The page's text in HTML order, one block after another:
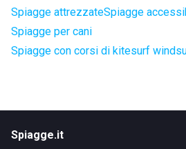
Spiagge attrezzateSpiagge
Spiagge per cani
Spiagge con corsi di kitesurf
Spiagge.it